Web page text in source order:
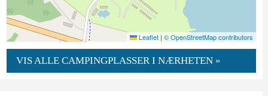
Leaflet | © OpenStreetMap contributors
VIS ALLE CAMPINGPLASSER I NÆRHETEN »